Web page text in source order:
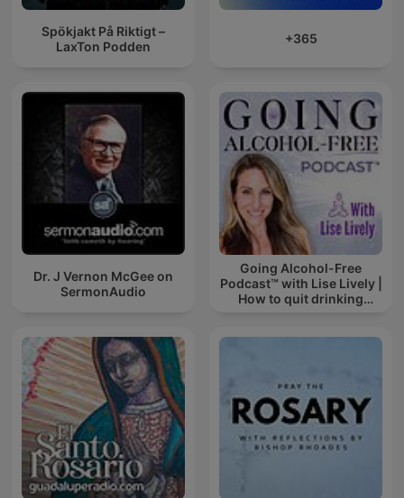
Spökjakt På Riktigt –
LaxTon Podden
+365
Dr. J Vernon McGee on
SermonAudio
Going Alcohol-Free
Podcast™ with Lise Lively |
How to quit drinking